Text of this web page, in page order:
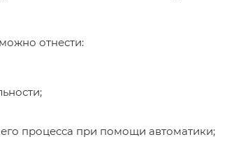
отнести:
процесса при помощи автоматики;